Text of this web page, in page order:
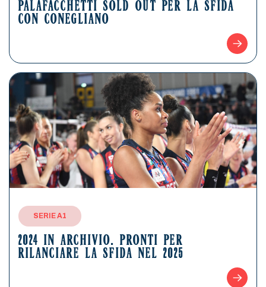
PALAFACCHETTI SOLD OUT PER LA SFIDA
CON CONEGLIANO
SERIE A1
2024 IN ARCHIVIO. PRONTI PER
RILANCIARE LA SFIDA NEL 2025